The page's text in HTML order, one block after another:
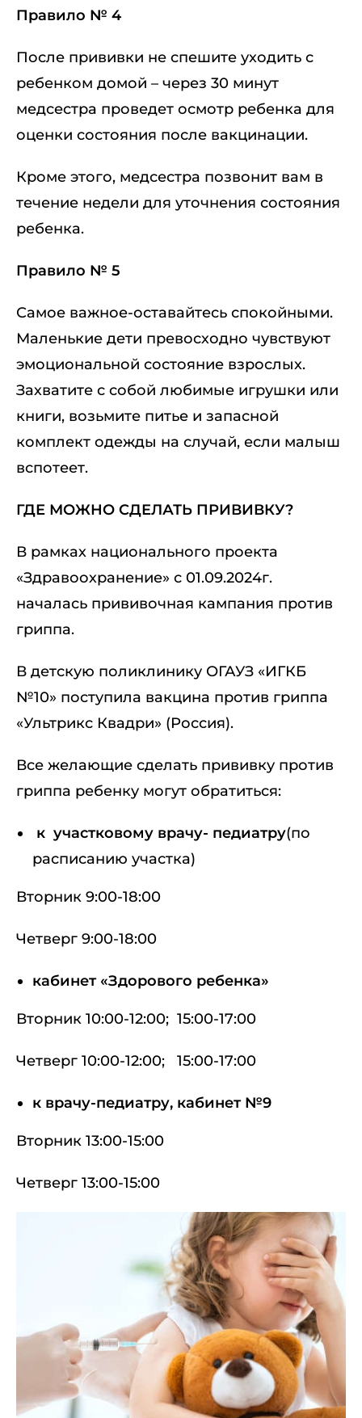
Правило № 4
После прививки не спешите уходить с
ребенком домой – через 30 минут
медсестра проведет осмотр ребенка для
оценки состояния после вакцинации.
Кроме этого, медсестра позвонит вам в
течение недели для уточнения состояния
ребенка.
Правило № 5
Самое важное-оставайтесь спокойными.
Маленькие дети превосходно чувствуют
эмоциональной состояние взрослых.
Захватите с собой любимые игрушки или
книги, возьмите питье и запасной
комплект одежды на случай, если малыш
вспотеет.
ГДЕ МОЖНО СДЕЛАТЬ ПРИВИВКУ?
В рамках национального проекта
«Здравоохранение» с 01.09.2024г.
началась прививочная кампания против
гриппа.
В детскую поликлинику ОГАУЗ «ИГКБ
№10» поступила вакцина против гриппа
«Ультрикс Квадри» (Россия).
Все желающие сделать прививку против
гриппа ребенку могут обратиться:
к участковому врачу- педиатру(по
расписанию участка)
Вторник 9:00-18:00
Четверг 9:00-18:00
кабинет «Здорового ребенка»
Вторник 10:00-12:00; 15:00-17:00
Четверг 10:00-12:00; 15:00-17:00
к врачу-педиатру, кабинет №9
Вторник 13:00-15:00
Четверг 13:00-15:00